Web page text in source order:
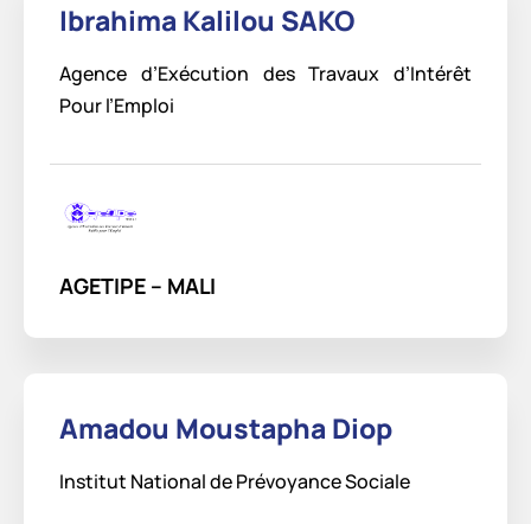
Ibrahima Kalilou SAKO
Agence d’Exécution des Travaux d’Intérêt
Pour l’Emploi
AGETIPE – MALI
Amadou Moustapha Diop
Institut National de Prévoyance Sociale